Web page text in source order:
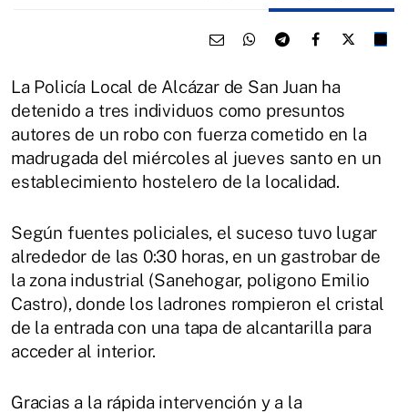
La Policía Local de Alcázar de San Juan ha
detenido a tres individuos como presuntos
autores de un robo con fuerza cometido en la
madrugada del miércoles al jueves santo en un
establecimiento hostelero de la localidad.
Según fuentes policiales, el suceso tuvo lugar
alrededor de las 0:30 horas, en un gastrobar de
la zona industrial (Sanehogar, poligono Emilio
Castro), donde los ladrones rompieron el cristal
de la entrada con una tapa de alcantarilla para
acceder al interior.
Gracias a la rápida intervención y a la